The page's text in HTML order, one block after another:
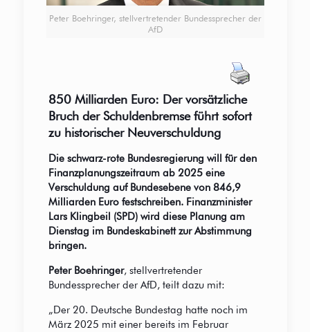
Peter Boehringer, stellvertretender Bundessprecher der
AfD
850 Milliarden Euro: Der vorsätzliche
Bruch der Schuldenbremse führt sofort
zu historischer Neuverschuldung
Die schwarz-rote Bundesregierung will für den
Finanzplanungszeitraum ab 2025 eine
Verschuldung auf Bundesebene von 846,9
Milliarden Euro festschreiben. Finanzminister
Lars Klingbeil (SPD) wird diese Planung am
Dienstag im Bundeskabinett zur Abstimmung
bringen.
Peter Boehringer, stellvertretender
Bundessprecher der AfD, teilt dazu mit:
„Der 20. Deutsche Bundestag hatte noch im
März 2025 mit einer bereits im Februar